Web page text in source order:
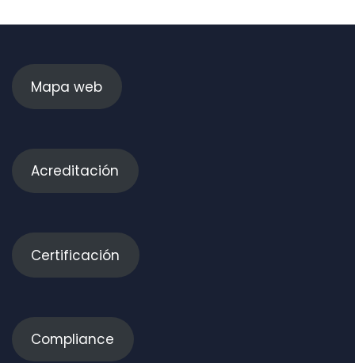
Mapa web
Acreditación
Certificación
Compliance